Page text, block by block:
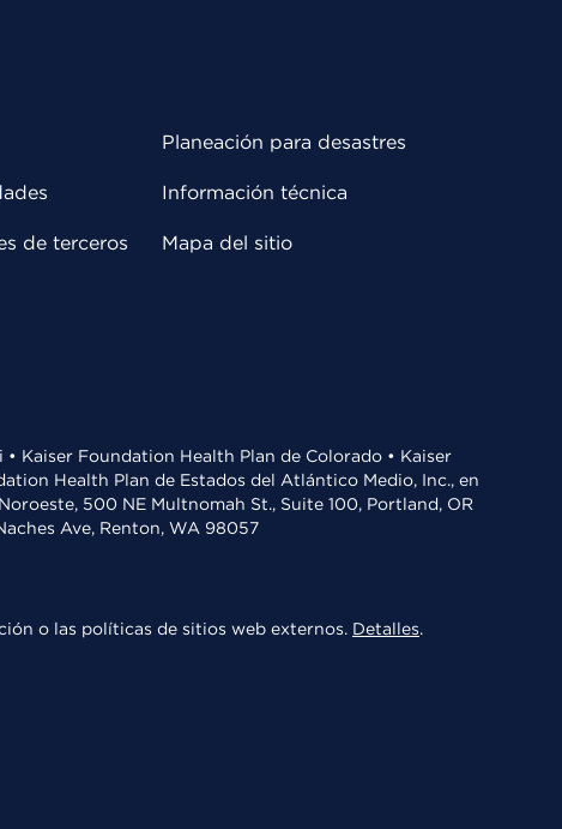
de terceros
Planeación para desastres
Información técnica
Mapa del sitio
Kaiser Foundation Health Plan de Colorado • Kaiser
Health Plan de Estados del Atlántico Medio, Inc., en
500 NE Multnomah St., Suite 100, Portland, OR
Ave, Renton, WA 98057
o las políticas de sitios web externos. Detalles.